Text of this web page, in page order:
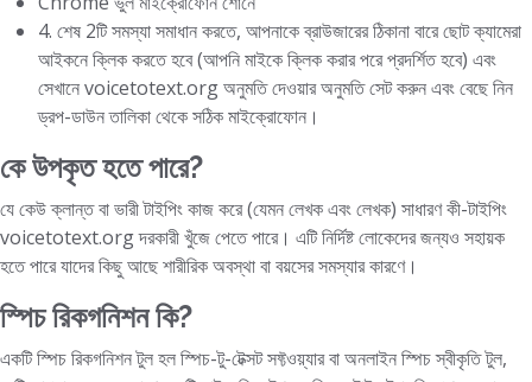
4. শেষ 2টি সমস্যা সমাধান করতে, আপনাকে ব্রাউজারের ঠিকানা বারে ছোট ক্যামেরা
আইকনে ক্লিক করতে হবে (আপনি মাইকে ক্লিক করার পরে প্রদর্শিত হবে) এবং
সেখানে voicetotext.org অনুমতি দেওয়ার অনুমতি সেট করুন এবং বেছে নিন
ড্রপ-ডাউন তালিকা থেকে সঠিক মাইক্রোফোন।
কে উপকৃত হতে পারে?
যে কেউ ক্লান্ত বা ভারী টাইপিং কাজ করে (যেমন লেখক এবং লেখক) সাধারণ কী-টাইপিং
voicetotext.org দরকারী খুঁজে পেতে পারে। এটি নির্দিষ্ট লোকেদের জন্যও সহায়ক
হতে পারে যাদের কিছু আছে শারীরিক অবস্থা বা বয়সের সমস্যার কারণে।
স্পিচ রিকগনিশন কি?
একটি স্পিচ রিকগনিশন টুল হল স্পিচ-টু-টেক্সট সফ্টওয়্যার বা অনলাইন স্পিচ স্বীকৃতি টুল,